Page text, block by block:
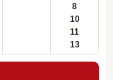
8
10
11
13